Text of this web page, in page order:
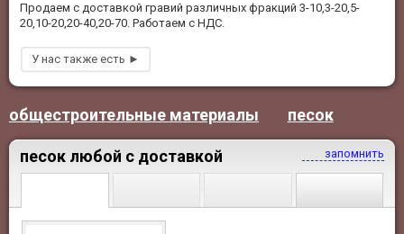
Продаем с доставкой гравий различных фракций 3-10,3-20,5-
20,10-20,20-40,20-70. Работаем с НДС.
общестроительные материалы песок
запомнить
песок любой с доставкой